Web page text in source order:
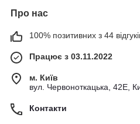
Про нас
100% позитивних з 44
Працює з 03.11.2022
м. Київ
вул. Червоноткацька, 42Е,
Контакти